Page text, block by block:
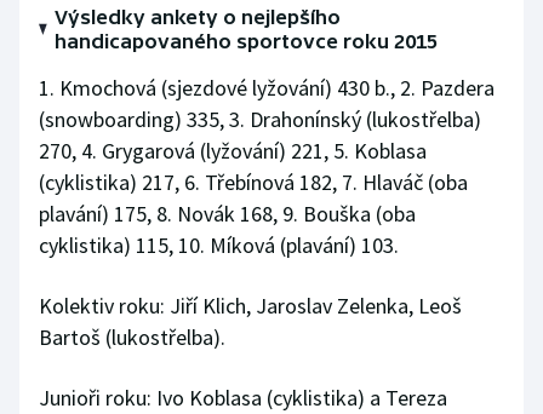
Lezení
Lyže a snowboard
Moderní pětiboj
Motorsport
Parasport
Plavání
Výsledky ankety o nejlepšího
handicapovaného sportovce roku 2015
1. Kmochová (sjezdové lyžování) 430 b., 2. Pazdera
(snowboarding) 335, 3. Drahonínský (lukostřelba)
270, 4. Grygarová (lyžování) 221, 5. Koblasa
(cyklistika) 217, 6. Třebínová 182, 7. Hlaváč (oba
plavání) 175, 8. Novák 168, 9. Bouška (oba
cyklistika) 115, 10. Míková (plavání) 103.
Kolektiv roku: Jiří Klich, Jaroslav Zelenka, Leoš
Bartoš (lukostřelba).
Junioři roku: Ivo Koblasa (cyklistika) a Tereza